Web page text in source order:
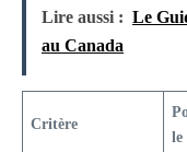
Lire aussi : Le
au Canada
Critère
le